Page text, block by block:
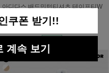
아디다스 배드민턴티셔츠 테이프티W
여성 CF4837
29,000원
쿠폰 받기!!
계속 보기